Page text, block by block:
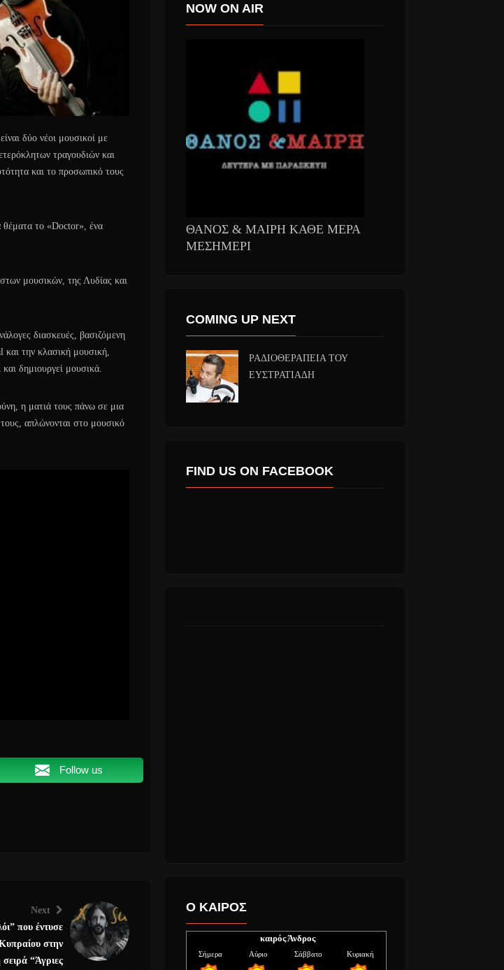
δύο νέοι μουσικοί με
τραγουδιών και
και το προσωπικό τους
θέματα το «Doctor», ένα
μουσικών, της Λυδίας και
διασκευές, βασιζόμενη
την κλασική μουσική,
δημιουργεί μουσικά.
η ματιά τους πάνω σε μια
απλώνονται στο μουσικό
Follow us
Next
που έντυσε
στην
σειρά “Άγριες
NOW ON AIR
ΘΑΝΟΣ & ΜΑΙΡΗ ΚΑΘΕ ΜΕΡΑ
ΜΕΣΗΜΕΡΙ
COMING UP NEXT
ΡΑΔΙΟΘΕΡΑΠΕΙΑ ΤΟΥ
ΕΥΣΤΡΑΤΙΑΔΗ
FIND US ON FACEBOOK
Ο ΚΑΙΡΟΣ
καιρός Άνδρος